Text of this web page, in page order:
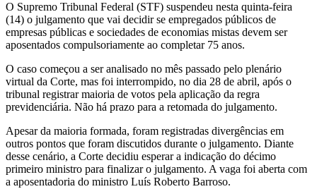
O Supremo Tribunal Federal (STF) suspendeu nesta quinta-feira
(14) o julgamento que vai decidir se empregados públicos de
empresas públicas e sociedades de economias mistas devem ser
aposentados compulsoriamente ao completar 75 anos.
O caso começou a ser analisado no mês passado pelo plenário
virtual da Corte, mas foi interrompido, no dia 28 de abril, após o
tribunal registrar maioria de votos pela aplicação da regra
previdenciária. Não há prazo para a retomada do julgamento.
Apesar da maioria formada, foram registradas divergências em
outros pontos que foram discutidos durante o julgamento. Diante
desse cenário, a Corte decidiu esperar a indicação do décimo
primeiro ministro para finalizar o julgamento. A vaga foi aberta com
a aposentadoria do ministro Luís Roberto Barroso.